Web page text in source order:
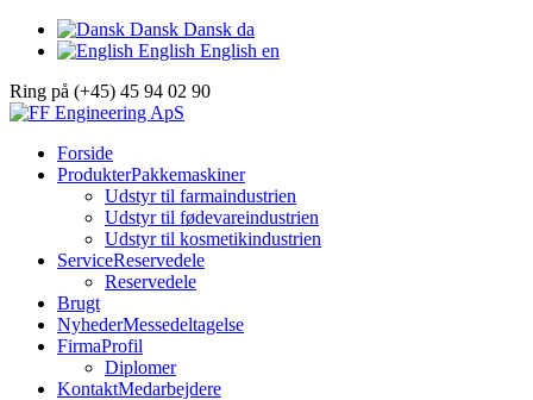
Dansk Dansk da
English English en
Ring på (+45) 45 94 02 90
Forside
ProdukterPakkemaskiner
Udstyr til farmaindustrien
Udstyr til fødevareindustrien
Udstyr til kosmetikindustrien
ServiceReservedele
Reservedele
Brugt
NyhederMessedeltagelse
FirmaProfil
Diplomer
KontaktMedarbejdere